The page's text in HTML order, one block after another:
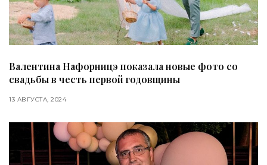
Валентина Нафорницэ показала новые фото со
свадьбы в честь первой годовщины
13 АВГУСТА, 2024